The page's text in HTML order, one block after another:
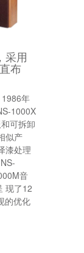
采用
布
年
1000X
可拆卸
似产
漆处理
音
现了12
的优化